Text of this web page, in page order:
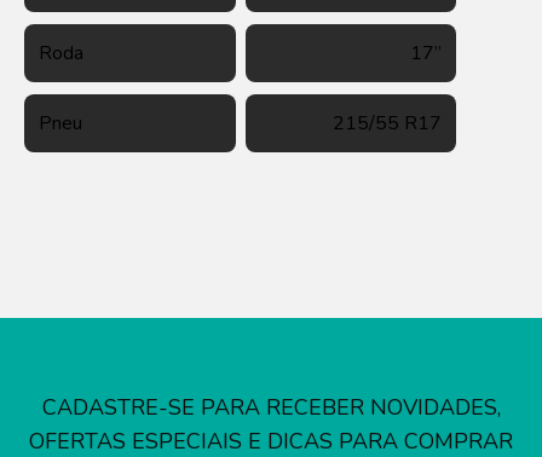
Roda 17”
Pneu 215/55 R17
CADASTRE-SE PARA RECEBER NOVIDADES,
OFERTAS ESPECIAIS E DICAS PARA COMPRAR